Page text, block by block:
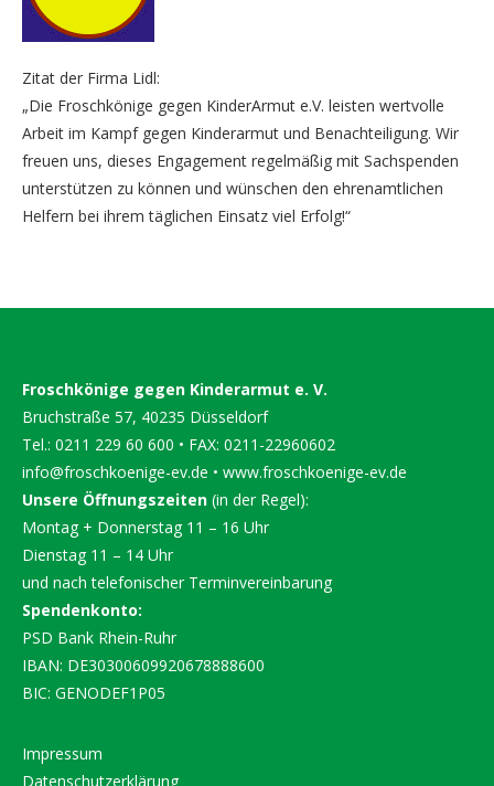
Zitat der Firma Lidl:
„Die Froschkönige gegen KinderArmut e.V. leisten wertvolle
Arbeit im Kampf gegen Kinderarmut und Benachteiligung. Wir
freuen uns, dieses Engagement regelmäßig mit Sachspenden
unterstützen zu können und wünschen den ehrenamtlichen
Helfern bei ihrem täglichen Einsatz viel Erfolg!“
Froschkönige gegen Kinderarmut e. V.
Bruchstraße 57, 40235 Düsseldorf
Tel.: 0211 229 60 600 • FAX: 0211-22960602
info@froschkoenige-ev.de • www.froschkoenige-ev.de
Unsere Öffnungszeiten (in der Regel):
Montag + Donnerstag 11 – 16 Uhr
Dienstag 11 – 14 Uhr
und nach telefonischer Terminvereinbarung
Spendenkonto:
PSD Bank Rhein-Ruhr
IBAN: DE30300609920678888600
BIC: GENODEF1P05
Impressum
Datenschutzerklärung